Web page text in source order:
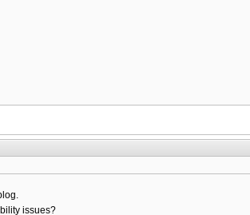
issues?